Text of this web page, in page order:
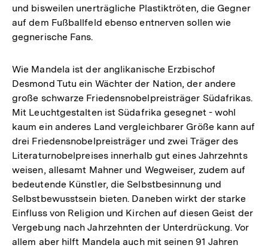
und bisweilen unerträgliche Plastiktröten, die Gegner
auf dem Fußballfeld ebenso entnerven sollen wie
gegnerische Fans.
Wie Mandela ist der anglikanische Erzbischof
Desmond Tutu ein Wächter der Nation, der andere
große schwarze Friedensnobelpreisträger Südafrikas.
Mit Leuchtgestalten ist Südafrika gesegnet - wohl
kaum ein anderes Land vergleichbarer Größe kann auf
drei Friedensnobelpreisträger und zwei Träger des
Literaturnobelpreises innerhalb gut eines Jahrzehnts
weisen, allesamt Mahner und Wegweiser, zudem auf
bedeutende Künstler, die Selbstbesinnung und
Selbstbewusstsein bieten. Daneben wirkt der starke
Einfluss von Religion und Kirchen auf diesen Geist der
Vergebung nach Jahrzehnten der Unterdrückung. Vor
allem aber hilft Mandela auch mit seinen 91 Jahren